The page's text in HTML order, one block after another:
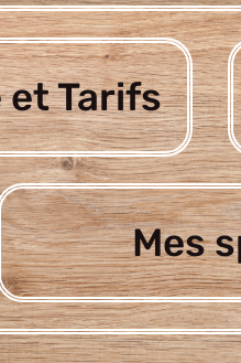
Tarifs
Mes